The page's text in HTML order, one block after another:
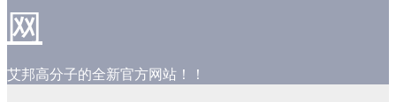
网
艾邦高分子的全新官方网站！！